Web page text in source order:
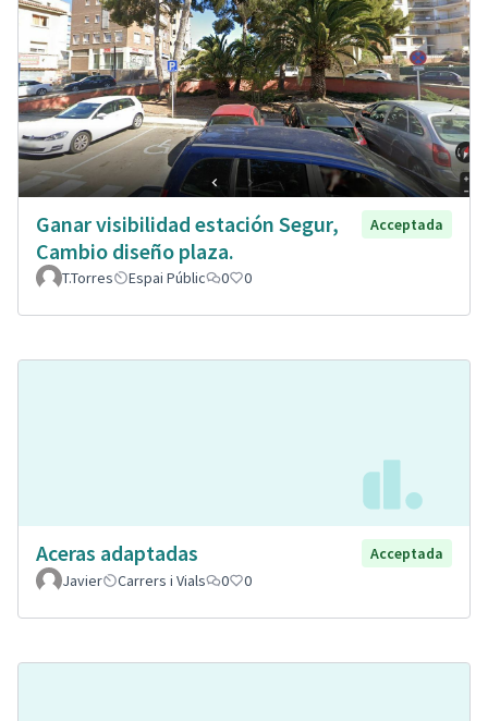
Ganar visibilidad estación Segur,
Cambio diseño plaza.
Acceptada
T.Torres Espai Públic 0 0
Aceras adaptadas
Acceptada
Javier
Carrers i Vials 0 0